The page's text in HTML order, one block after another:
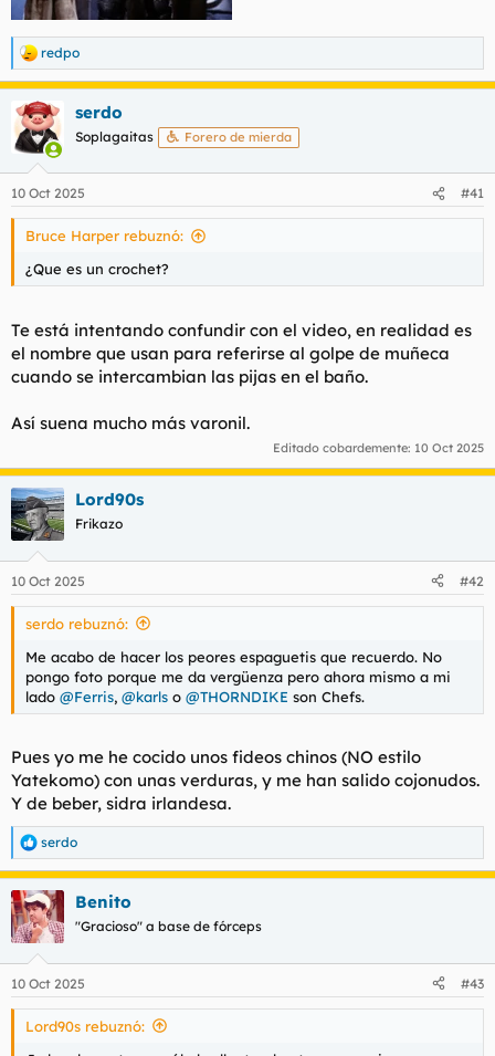
R
e
a
c
c
i
e
s
redpo
serdo
Soplagaitas Forero de mierda
10 Oct 2025 #41
Bruce Harper rebuznó:
¿Que es un crochet?
Te está intentando confundir con el video, en realidad es
el nombre que usan para referirse al golpe de muñeca
cuando se intercambian las pijas en el baño.
Así suena mucho más varonil.
Editado cobardemente: 10 Oct 2025
Lord90s
Frikazo
10 Oct 2025 #42
serdo rebuznó:
Me acabo de hacer los peores espaguetis que recuerdo. No
pongo foto porque me da vergüenza pero ahora mismo a mi
lado @Ferris, @karls o @THORNDIKE son Chefs.
Pues yo me he cocido unos fideos chinos (NO estilo
Yatekomo) con unas verduras, y me han salido cojonudos.
Y de beber, sidra irlandesa.
R
e
c
c
i
e
s
serdo
Benito
"Gracioso" a base de fórceps
10 Oct 2025 #43
Lord90s rebuznó: